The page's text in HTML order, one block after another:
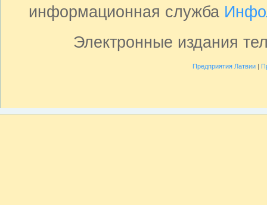
информационная служба
Электронные издания
Предприятия Латвии|